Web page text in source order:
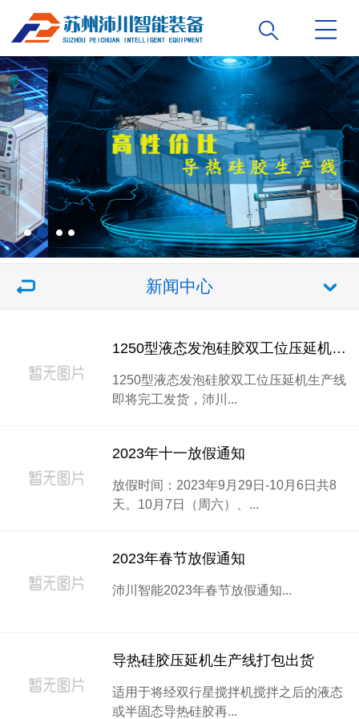
新闻中心
1250型液态发泡硅胶双工位压延机生产线即将完工发货
1250型液态发泡硅胶双工位压延机生产线
即将完工发货，沛川...
2023年十一放假通知
放假时间：2023年9月29日-10月6日共8
天。10月7日（周六）、...
2023年春节放假通知
沛川智能2023年春节放假通知...
导热硅胶压延机生产线打包出货
适用于将经双行星搅拌机搅拌之后的液态
或半固态导热硅胶再...